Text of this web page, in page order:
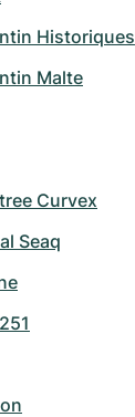
Historiques
Malte
Curvex
Seaq